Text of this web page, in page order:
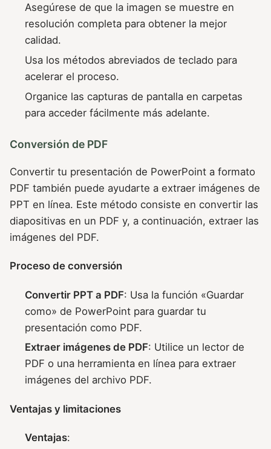
Asegúrese de que la imagen se muestre en
resolución completa para obtener la mejor
calidad.
Usa los métodos abreviados de teclado para
acelerar el proceso.
Organice las capturas de pantalla en carpetas
para acceder fácilmente más adelante.
Conversión de PDF
Convertir tu presentación de PowerPoint a formato
PDF también puede ayudarte a extraer imágenes de
PPT en línea. Este método consiste en convertir las
diapositivas en un PDF y, a continuación, extraer las
imágenes del PDF.
Proceso de conversión
Convertir PPT a PDF: Usa la función «Guardar
como» de PowerPoint para guardar tu
presentación como PDF.
Extraer imágenes de PDF: Utilice un lector de
PDF o una herramienta en línea para extraer
imágenes del archivo PDF.
Ventajas y limitaciones
Ventajas: